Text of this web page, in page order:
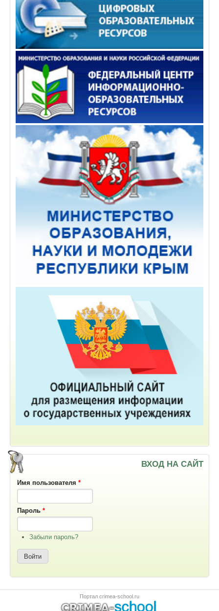
ВХОД НА САЙТ
Имя пользователя *
Пароль *
Забыли пароль?
Портал crimea-school.ru